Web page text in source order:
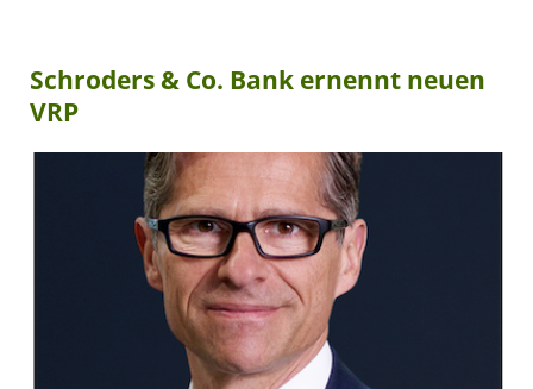
Schroders & Co. Bank ernennt neuen
VRP